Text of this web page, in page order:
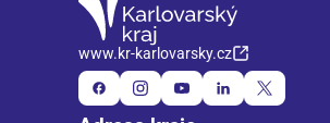
www.kr-karlovarsky.cz